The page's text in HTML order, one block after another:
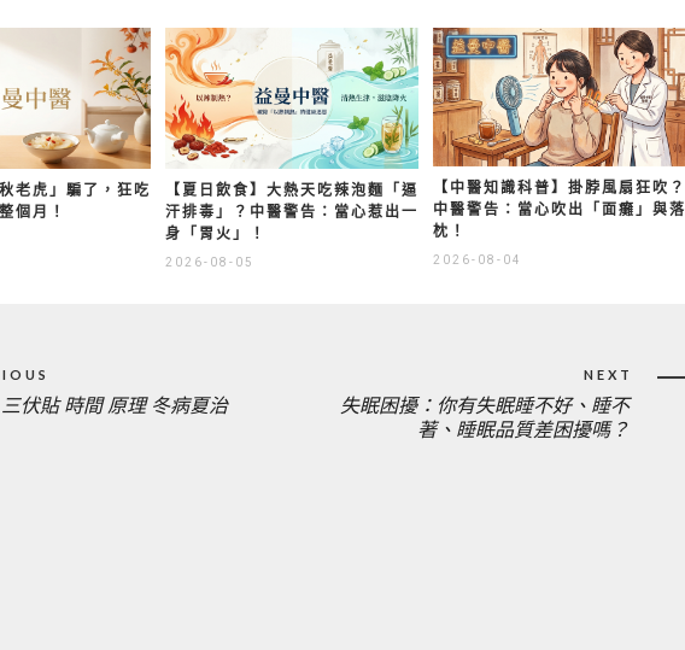
老虎」騙了，狂吃
個月！
【夏日飲食】大熱天吃辣泡麵「逼
汗排毒」？中醫警告：當心惹出一
身「胃火」！
2026-08-05
【中醫知識科普】掛脖風扇狂吹？
中醫警告：當心吹出「面癱」與落
枕！
2026-08-04
三伏貼 時間 原理 冬病夏治
NEXT
失眠困擾：你有失眠睡不好、睡不
著、睡眠品質差困擾嗎？